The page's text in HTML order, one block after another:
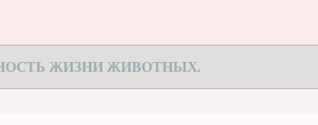
ЖИЗНИ ЖИВОТНЫХ.